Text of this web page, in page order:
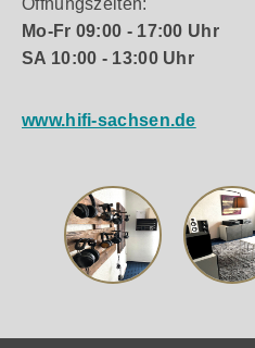
Öffnungszeiten:
Mo-Fr 09:00 - 17:00 Uhr
SA 10:00 - 13:00 Uhr
www.hifi-sachsen.de